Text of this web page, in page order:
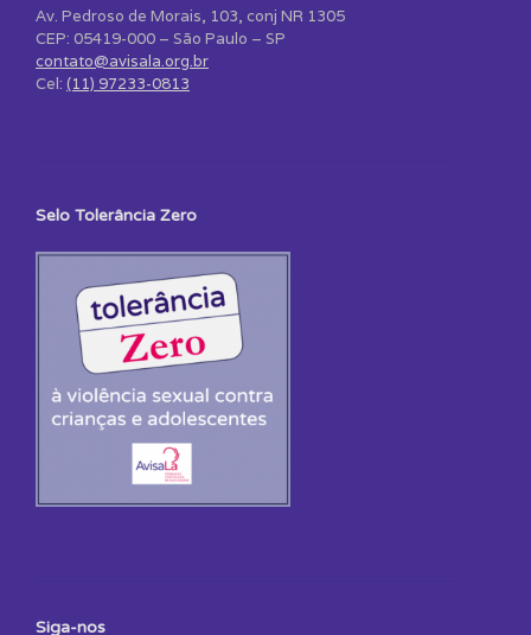
Av. Pedroso de Morais, 103, conj NR 1305
CEP: 05419-000 – São Paulo – SP
contato@avisala.org.br
Cel: (11) 97233-0813
Selo Tolerância Zero
Siga-nos